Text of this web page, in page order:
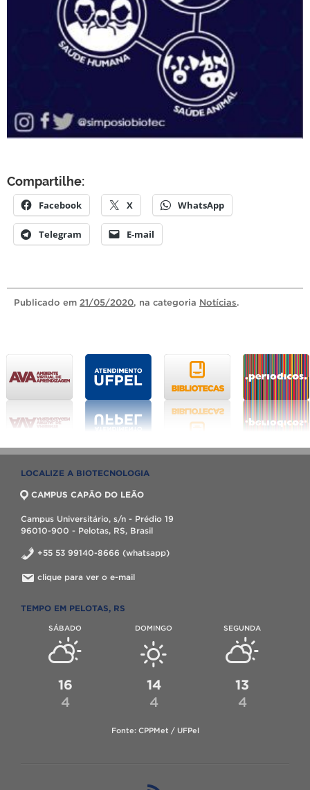
Compartilhe:
Facebook X WhatsApp
Telegram E-mail
Publicado em 21/05/2020, na categoria Notícias.
LOCALIZE A BIOTECNOLOGIA
CAMPUS CAPÃO DO LEÃO
Campus Universitário, s/n - Prédio 19
96010-900 - Pelotas, RS, Brasil
+55 53 99140-8666 (whatsapp)
clique para ver o e-mail
TEMPO EM PELOTAS, RS
SÁBADO
16
4
DOMINGO
14
4
SEGUNDA
13
4
Fonte: CPPMet / UFPel